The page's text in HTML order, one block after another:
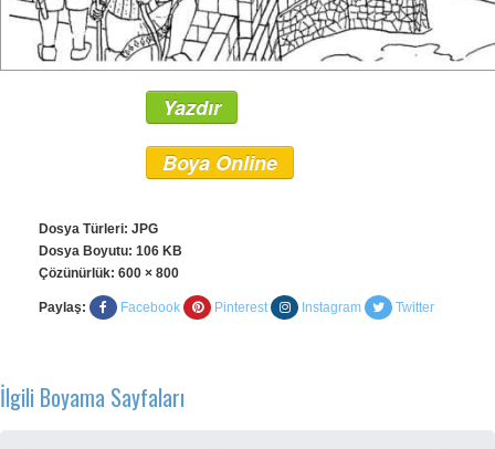
Yazdır
Boya Online
Dosya Türleri: JPG
Dosya Boyutu: 106 KB
Çözünürlük: 600 × 800
Paylaş: Facebook Pinterest Instagram Twitter
İlgili Boyama Sayfaları